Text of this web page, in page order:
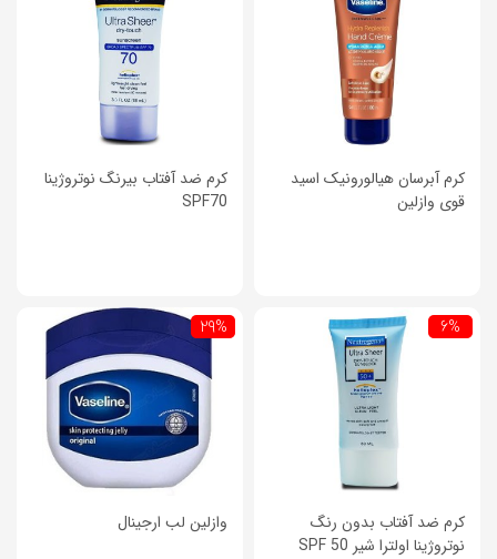
کرم آبرسان هیالورونیک اسید
قوی وازلین
کرم ضد آفتاب بیرنگ نوتروژینا
SPF70
6%
کرم ضد آفتاب بدون رنگ
نوتروژینا اولترا شیر SPF 50
29%
وازلین لب ارجینال